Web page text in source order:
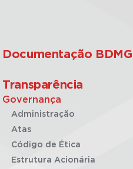
Documentação BDMG
Transparência
Governança
Administração
Atas
Código de Ética
Estrutura Acionária